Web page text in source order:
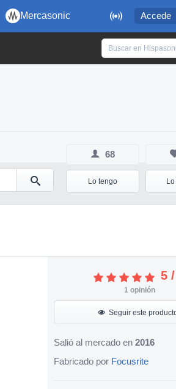
 Accede
Mercasonic
68
Lo tengo
5 /
1opinión
Seguir este
Salió al mercado en 2016
Fabricado por Focusrite